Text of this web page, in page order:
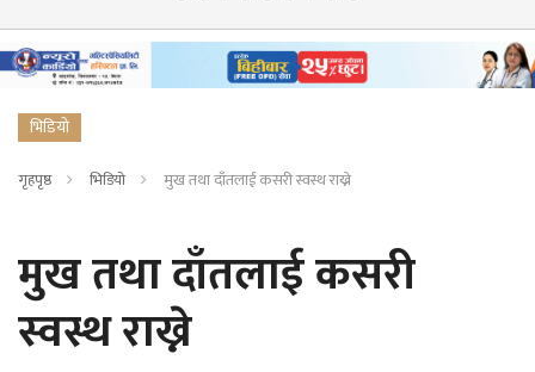
भिडियो
गृहपृष्ठ भिडियो मुख तथा दाँतलाई कसरी स्वस्थ राख्ने
मुख तथा दाँतलाई कसरी
स्वस्थ राख्ने